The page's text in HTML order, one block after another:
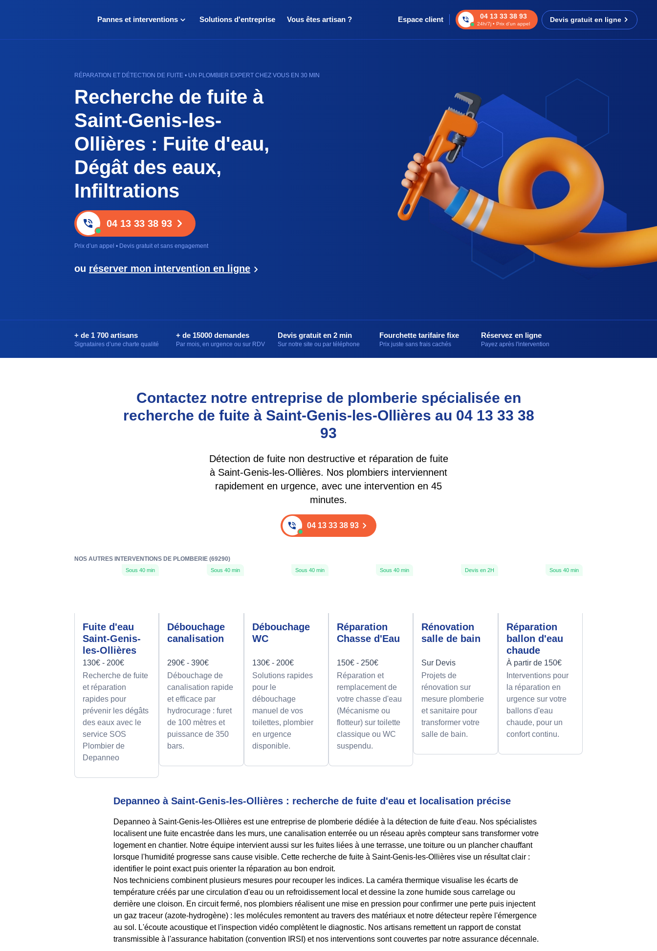
Pannes et interventions Solutions d'entreprise Vous êtes artisan ? Espace client 04 13 33 38 93
24h/7j • Prix d’un appel
Devis gratuit en ligne
RÉPARATION ET DÉTECTION DE FUITE • UN PLOMBIER EXPERT CHEZ VOUS EN 30 MIN
Recherche de fuite à
Saint-Genis-les-
Ollières : Fuite d'eau,
Dégât des eaux,
Infiltrations
04 13 33 38 93
Prix d’un appel • Devis gratuit et sans engagement
ou réserver mon intervention en ligne
+ de 1 700 artisans
Signataires d’une charte qualité
+ de 15000 demandes
Par mois, en urgence ou sur RDV
Devis gratuit en 2 min
Sur notre site ou par téléphone
Fourchette tarifaire fixe
Prix juste sans frais cachés
Réservez en ligne
Payez après l'intervention
Contactez notre entreprise de plomberie spécialisée en
recherche de fuite à Saint-Genis-les-Ollières au 04 13 33 38
93
Détection de fuite non destructive et réparation de fuite
à Saint-Genis-les-Ollières. Nos plombiers interviennent
rapidement en urgence, avec une intervention en 45
minutes.
04 13 33 38 93
NOS AUTRES INTERVENTIONS DE PLOMBERIE (69290)
Sous 40 min
Fuite d'eau
Saint-Genis-
les-Ollières
130€ - 200€
Recherche de fuite
et réparation
rapides pour
prévenir les dégâts
des eaux avec le
service SOS
Plombier de
Depanneo
Sous 40 min
Débouchage
canalisation
290€ - 390€
Débouchage de
canalisation rapide
et efficace par
hydrocurage : furet
de 100 mètres et
puissance de 350
bars.
Sous 40 min
Débouchage
WC
130€ - 200€
Solutions rapides
pour le
débouchage
manuel de vos
toilettes, plombier
en urgence
disponible.
Sous 40 min
Réparation
Chasse d'Eau
150€ - 250€
Réparation et
remplacement de
votre chasse d'eau
(Mécanisme ou
flotteur) sur toilette
classique ou WC
suspendu.
Devis en 2H
Rénovation
salle de bain
Sur Devis
Projets de
rénovation sur
mesure plomberie
et sanitaire pour
transformer votre
salle de bain.
Sous 40 min
Réparation
ballon d'eau
chaude
À partir de 150€
Interventions pour
la réparation en
urgence sur votre
ballons d'eau
chaude, pour un
confort continu.
Depanneo à Saint-Genis-les-Ollières : recherche de fuite d'eau et localisation précise
Depanneo à Saint-Genis-les-Ollières est une entreprise de plomberie dédiée à la détection de fuite d'eau. Nos spécialistes
localisent une fuite encastrée dans les murs, une canalisation enterrée ou un réseau après compteur sans transformer votre
logement en chantier. Notre équipe intervient aussi sur les fuites liées à une terrasse, une toiture ou un plancher chauffant
lorsque l'humidité progresse sans cause visible. Cette recherche de fuite à Saint-Genis-les-Ollières vise un résultat clair :
identifier le point exact puis orienter la réparation au bon endroit.
Nos techniciens combinent plusieurs mesures pour recouper les indices. La caméra thermique visualise les écarts de
température créés par une circulation d'eau ou un refroidissement local et dessine la zone humide sous carrelage ou
derrière une cloison. En circuit fermé, nos plombiers réalisent une mise en pression pour confirmer une perte puis injectent
un gaz traceur (azote-hydrogène) : les molécules remontent au travers des matériaux et notre détecteur repère l'émergence
au sol. L'écoute acoustique et l'inspection vidéo complètent le diagnostic. Nos artisans remettent un rapport de constat
transmissible à l'assurance habitation (convention IRSI) et nos interventions sont couvertes par notre assurance décennale.